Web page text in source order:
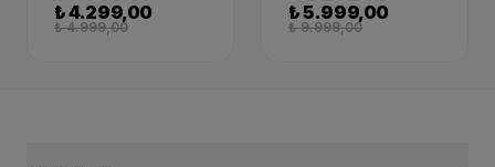
₺ 4.299,00
₺ 4.999,00
₺ 5.999,00
₺ 9.999,00